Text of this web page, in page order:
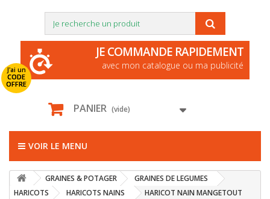
J'ai un
CODE
OFFRE
JE COMMANDE RAPIDEMENT
avec mon catalogue ou ma publicité
PANIER (vide)
VOIR LE MENU
GRAINES & POTAGER
GRAINES DE LEGUMES
HARICOTS
HARICOTS NAINS
HARICOT NAIN MANGETOUT